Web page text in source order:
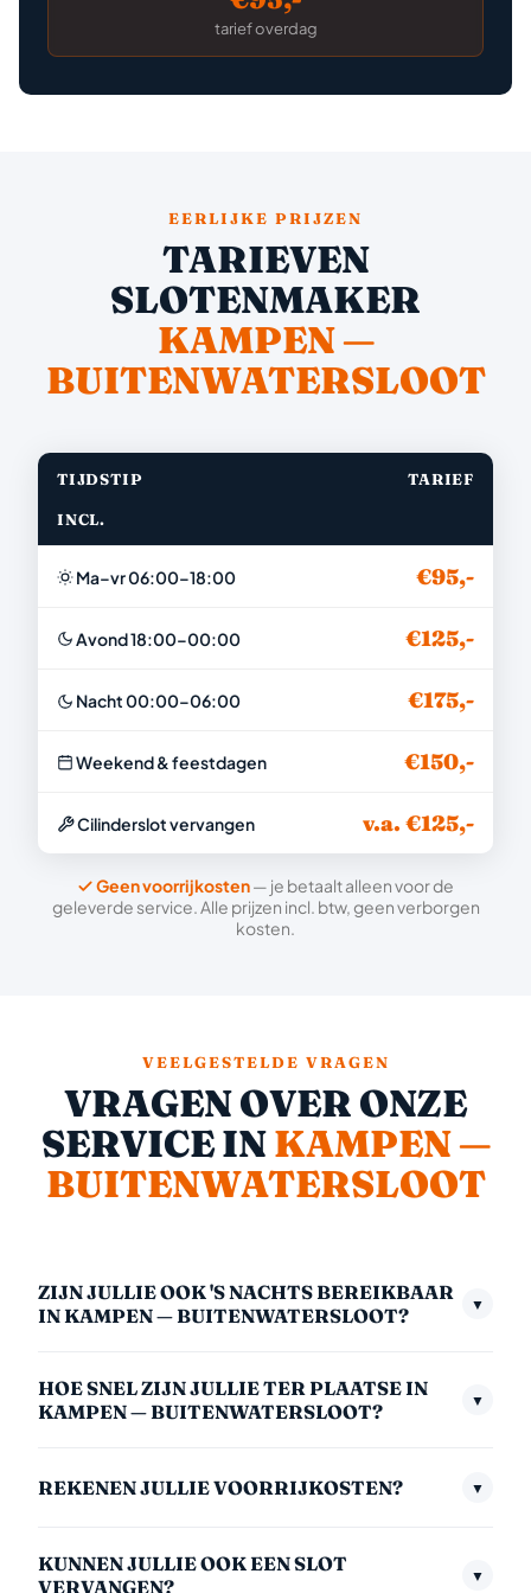
tarief overdag
EERLIJKE PRIJZEN
TARIEVEN
SLOTENMAKER
KAMPEN —
BUITENWATERSLOOT
TIJDSTIP TARIEF
INCL.
Ma–vr 06:00–18:00 €95,-
Avond 18:00–00:00 €125,-
Nacht 00:00–06:00 €175,-
Weekend & feestdagen €150,-
Cilinderslot vervangen v.a. €125,-
Geen voorrijkosten— je betaalt alleen voor de
geleverde service. Alle prijzen incl. btw, geen verborgen
kosten.
VEELGESTELDE VRAGEN
VRAGEN OVER ONZE
SERVICE INKAMPEN —
BUITENWATERSLOOT
ZIJN JULLIE OOK 'S NACHTS BEREIKBAAR
IN KAMPEN — BUITENWATERSLOOT?
▼
in het weekend en op feestdagen. Het nachttarief
HOE SNEL ZIJN JULLIE TER PLAATSE IN
KAMPEN — BUITENWATERSLOOT?
▼
afgelegen gebieden kan dit iets langer zijn. We
zodra u belt.
REKENEN JULLIE VOORRIJKOSTEN? ▼
de nacht of in het weekend. U betaalt alleen voor de
KUNNEN JULLIE OOK EEN SLOT
VERVANGEN?
▼